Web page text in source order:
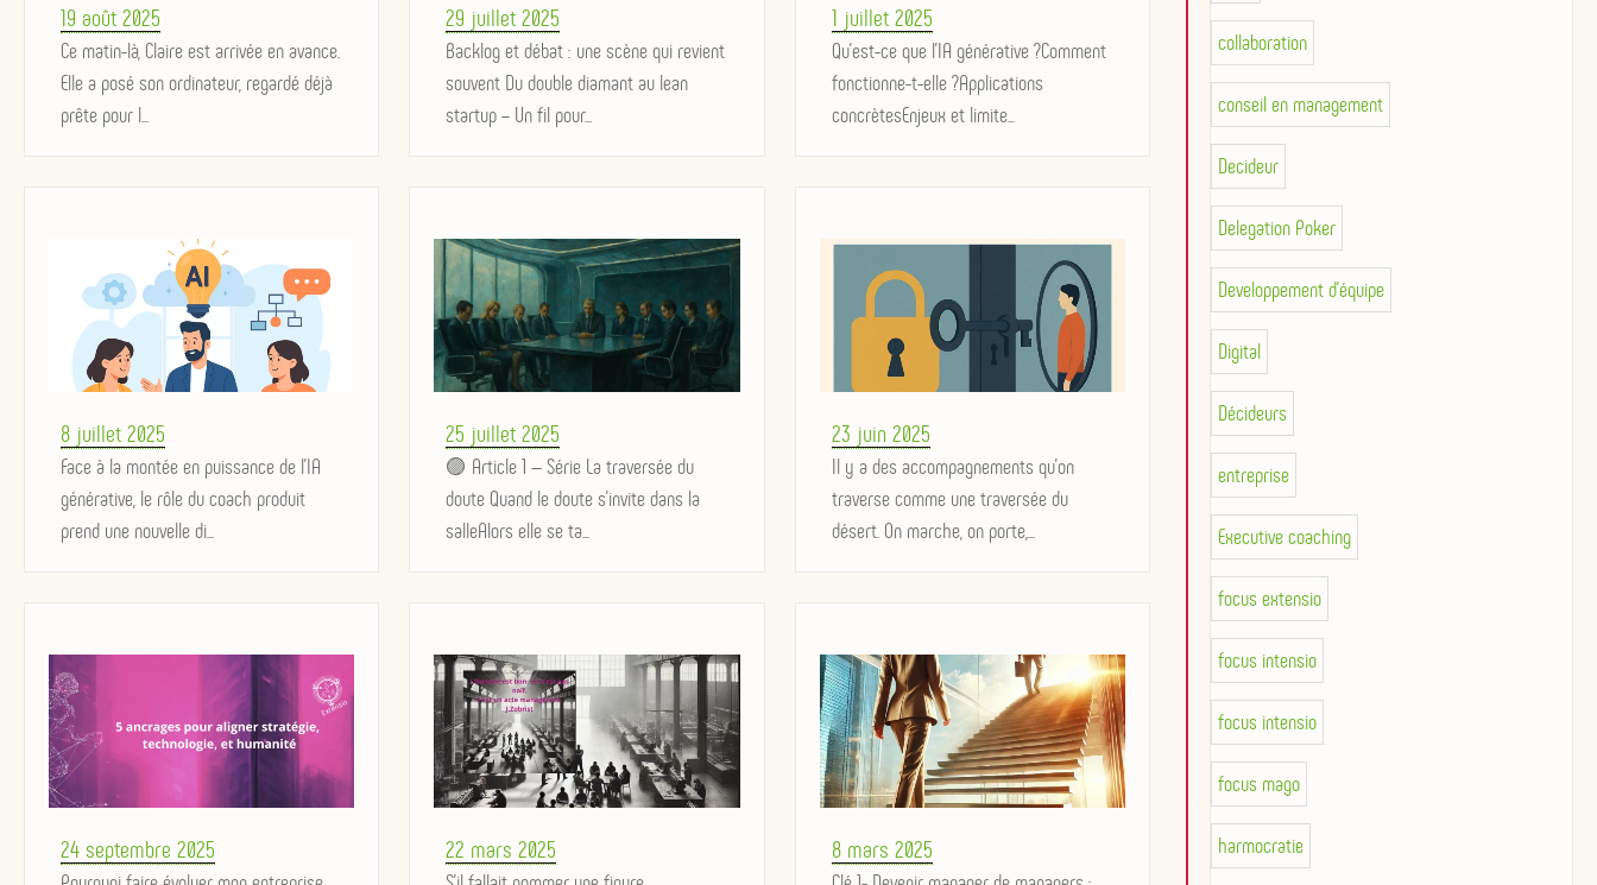
Posted
on
19 août 2025
Ce matin-là, Claire est arrivée en avance.
Elle a posé son ordinateur, regardé déjà
prête pour l...
Posted
on
29 juillet 2025
Backlog et débat : une scène qui revient
souvent Du double diamant au lean
startup – Un fil pour...
Posted
on
1 juillet 2025
Qu’est-ce que l’IA générative ?Comment
fonctionne-t-elle ?Applications
concrètesEnjeux et limite...
Posted
on
8 juillet 2025
Face à la montée en puissance de l’IA
générative, le rôle du coach produit
prend une nouvelle di...
Posted
on
25 juillet 2025
🟣 Article 1 — Série La traversée du
doute Quand le doute s’invite dans la
salleAlors elle se ta...
Posted
on
23 juin 2025
Il y a des accompagnements qu’on
traverse comme une traversée du
désert. On marche, on porte,...
Posted
24 septembre 2025
Posted
22 mars 2025
Posted
8 mars 2025
collaboration
conseil en management
Decideur
Delegation Poker
Developpement d'équipe
Digital
Décideurs
entreprise
Executive coaching
focus extensio
focus intensio
focus intensio
focus mago
harmocratie